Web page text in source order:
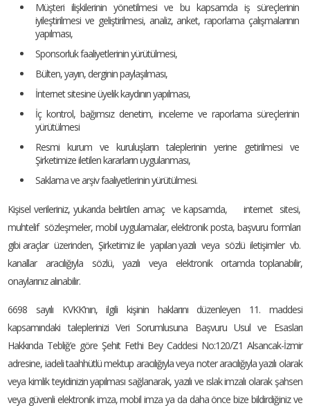
Müşteri ilişkilerinin yönetilmesi ve bu kapsamda iş süreçlerinin
iyileştirilmesi ve geliştirilmesi, analiz, anket, raporlama çalışmalarının
yapılması,
Sponsorluk faaliyetlerinin yürütülmesi,
Bülten, yayın, derginin paylaşılması,
İnternet sitesine üyelik kaydının yapılması,
İç kontrol, bağımsız denetim, inceleme ve raporlama süreçlerinin
yürütülmesi
Resmi kurum ve kuruluşların taleplerinin yerine getirilmesi ve
Şirketimize iletilen kararların uygulanması,
Saklama ve arşiv faaliyetlerinin yürütülmesi.
Kişisel verileriniz, yukarıda belirtilen amaç ve kapsamda, internet sitesi,
muhtelif sözleşmeler, mobil uygulamalar, elektronik posta, başvuru formları
gibi araçlar üzerinden, Şirketimiz ile yapılan yazılı veya sözlü iletişimler vb.
kanallar aracılığıyla sözlü, yazılı veya elektronik ortamda toplanabilir,
onaylarınız alınabilir.
6698 sayılı KVKK’nın, ilgili kişinin haklarını düzenleyen 11. maddesi
kapsamındaki taleplerinizi Veri Sorumlusuna Başvuru Usul ve Esasları
Hakkında Tebliğ’e göre Şehit Fethi Bey Caddesi No:120/Z1 Alsancak-İzmir
adresine, iadeli taahhütlü mektup aracılığıyla veya noter aracılığıyla yazılı olarak
veya kimlik teyidinizin yapılması sağlanarak, yazılı ve ıslak imzalı olarak şahsen
veya güvenli elektronik imza, mobil imza ya da daha önce bize bildirdiğiniz ve